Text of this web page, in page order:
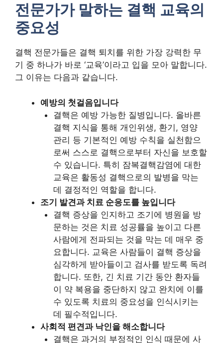
전문가가 말하는 결핵 교육의
중요성
결핵 전문가들은 결핵 퇴치를 위한 가장 강력한 무
기 중 하나가 바로 ‘교육’이라고 입을 모아 말합니다.
그 이유는 다음과 같습니다.
예방의 첫걸음입니다
결핵은 예방 가능한 질병입니다. 올바른
결핵 지식을 통해 개인위생, 환기, 영양
관리 등 기본적인 예방 수칙을 실천함으
로써 스스로 결핵으로부터 자신을 보호할
수 있습니다. 특히 잠복결핵감염에 대한
교육은 활동성 결핵으로의 발병을 막는
데 결정적인 역할을 합니다.
조기 발견과 치료 순응도를 높입니다
결핵 증상을 인지하고 조기에 병원을 방
문하는 것은 치료 성공률을 높이고 다른
사람에게 전파되는 것을 막는 데 매우 중
요합니다. 교육은 사람들이 결핵 증상을
심각하게 받아들이고 검사를 받도록 독려
합니다. 또한, 긴 치료 기간 동안 환자들
이 약 복용을 중단하지 않고 완치에 이를
수 있도록 치료의 중요성을 인식시키는
데 필수적입니다.
사회적 편견과 낙인을 해소합니다
결핵은 과거의 부정적인 인식 때문에 사